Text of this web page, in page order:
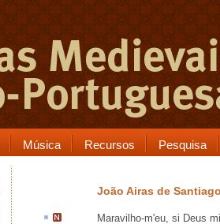
Música Recursos Pesquisa
João Airas de Santiago
Maravilho-m'eu, si Deus